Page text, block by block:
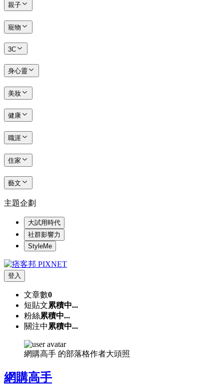
親子
寵物
3C
身心靈
美妝
健康
職涯
住家
藝文
主題企劃
大試用時代
社群影響力
StyleMe
登入
文章數0
短貼文累積中...
粉絲累積中...
關注中 累積中...
網購高手 的部落格作者大頭照
網購高手